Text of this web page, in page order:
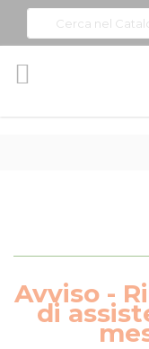
Avviso -
di